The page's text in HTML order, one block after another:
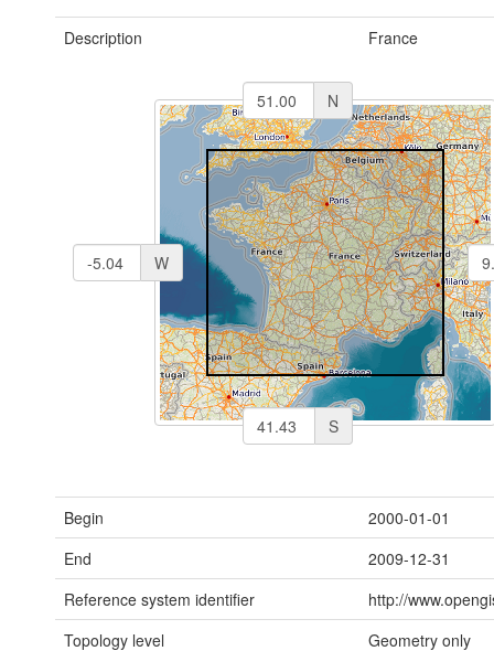
Description France
N
S
W
Begin
2000-01-01
End
2009-12-31
Reference system identifier
http://
Topology level
Geometry only